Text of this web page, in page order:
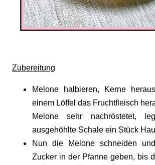
Zubereitung
Melone halbieren, Kerne
einem Löffel das Fruchtfleisch
Melone sehr nachröstetet,
ausgehöhlte Schale ein Stück
Nun die Melone schneiden
Zucker in der Pfanne geben, bis